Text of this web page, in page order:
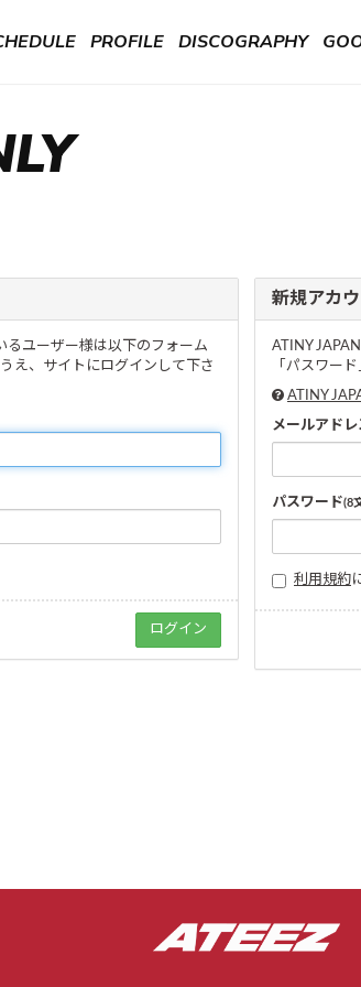
PROFILE DISCOGRAPHY
るユーザー様は以下のフォーム
え、サイトにログインして下さ
新規アカ
ATINY
「パスワー
ATINY
メールアドレ
パスワード(8
利用規約